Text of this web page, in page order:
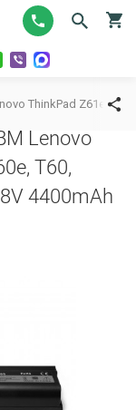
ThinkPad Z61e,
Lenovo
T60,
4400mAh